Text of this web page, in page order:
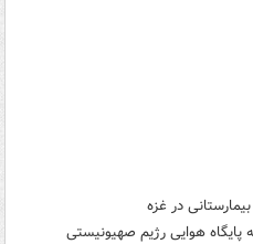
در غزه
پایگاه هوایی رژیم صهیونیستی